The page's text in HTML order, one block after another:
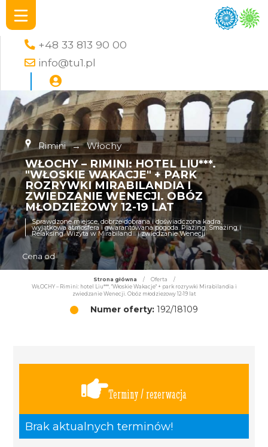
+48 33 813 90 00
info@tu1.pl
Rimini → Włochy
WŁOCHY – RIMINI: HOTEL LIU***.
"WŁOSKIE WAKACJE" + PARK
ROZRYWKI MIRABILANDIA I
ZWIEDZANIE WENECJI. OBÓZ
MŁODZIEŻOWY 12-19 LAT
Sprawdzone miejsce, dobrze dobrana i doświadczona kadra,
wyjątkowa atmosfera i gwarantowana pogoda. Plażing, Smażing i
Relaksing. Wizyta w Mirabilandii i zwiedzanie Wenecji
Cena od
Strona główna / Oferta
/
WŁOCHY – Rimini: hotel Liu***. "Włoskie Wakacje" + park rozrywki Mirabilandia i
zwiedzanie Wenecji. Obóz młodzieżowy 12-19 lat
Numer oferty: 192/18109
Terminy / rezerwacja
Brak aktualnych terminów!